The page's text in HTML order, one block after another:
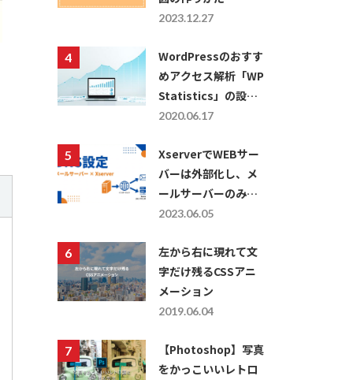
2023.12.27
WordPressのおすす
めアクセス解析「WP
Statistics」の設定
方法・使い方につい
2020.06.17
XserverでWEBサー
バーは外部化し、メ
ールサーバーのみを
利用したい場合の
2023.06.05
左から右に現れて文
字だけ残るCSSアニ
メーション
2019.06.04
【Photoshop】写真
をかっこいいレトロ